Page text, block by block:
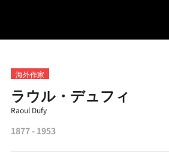
海外作家
ラウル・デュフィ
Raoul Dufy
1877 - 1953